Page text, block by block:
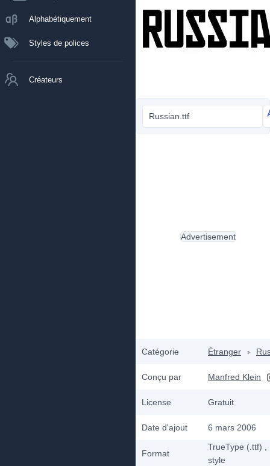
Alphabétiquement
Styles de polices
Créateurs
Russian.ttf
Catégorie Étranger ›
Conçu par Manfred Klein
License Gratuit
Date d'ajout 6 mars 2006
Format
TrueType (.ttf)
style
Advertisement